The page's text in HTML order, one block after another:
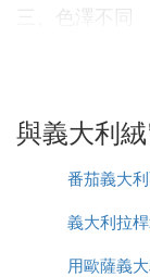
三、色澤不同
1、天鵝絨屬
絲，也採用蠶
膠、染色，加
2、義大利絨
3、荷蘭絨屬
掉色。
與義大利
番茄義大
簡單
義大利拉
用歐薩義